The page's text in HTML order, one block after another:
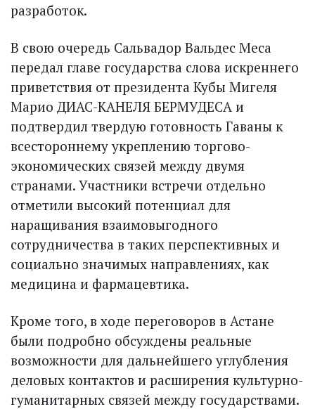
разработок.
В свою очередь Сальвадор Вальдес Меса
передал главе государства слова искреннего
приветствия от президента Кубы Мигеля
Марио ДИАС-КАНЕЛЯ БЕРМУДЕСА и
подтвердил твердую готовность Гаваны к
всестороннему укреплению торгово-
экономических связей между двумя
странами. Участники встречи отдельно
отметили высокий потенциал для
наращивания взаимовыгодного
сотрудничества в таких перспективных и
социально значимых направлениях, как
медицина и фармацевтика.
Кроме того, в ходе переговоров в Астане
были подробно обсуждены реальные
возможности для дальнейшего углубления
деловых контактов и расширения культурно-
гуманитарных связей между государствами.